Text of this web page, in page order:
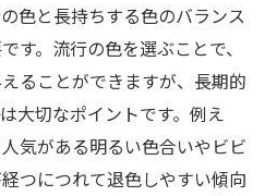
色と長持ちする色のバランス
す。流行の色を選ぶことで、
ることができますが、長期的
大切なポイントです。例え
気がある明るい色合いやビビ
つにつれて退色しやすい傾向